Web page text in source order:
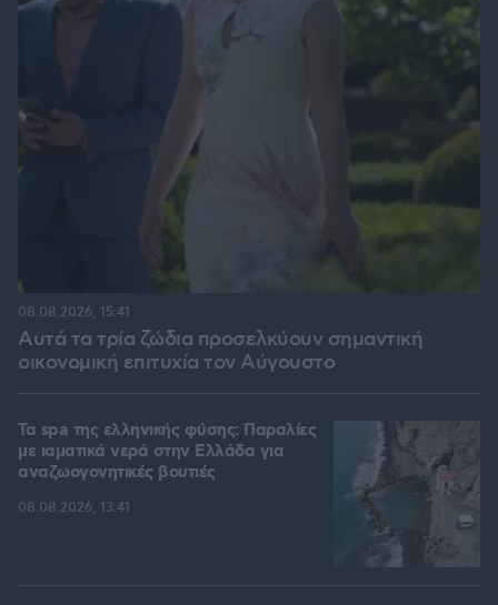
Αυτά τα τρία ζώδια προσελκύουν σημαντική
οικονομική επιτυχία τον Αύγουστο
08.08.2026, 15:41
Τα spa της ελληνικής φύσης: Παραλίες
με ιαματικά νερά στην Ελλάδα για
αναζωογονητικές βουτιές
08.08.2026, 13:41